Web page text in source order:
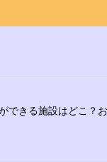
できる施設はどこ？